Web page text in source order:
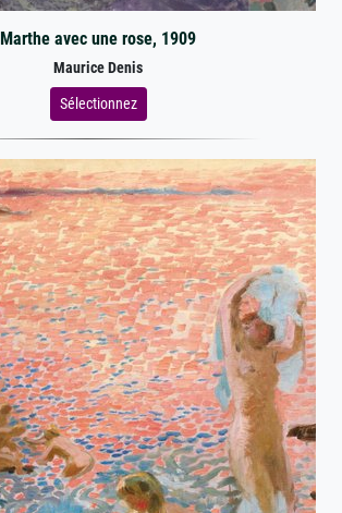
Marthe avec une rose, 1909
Maurice Denis
Sélectionnez